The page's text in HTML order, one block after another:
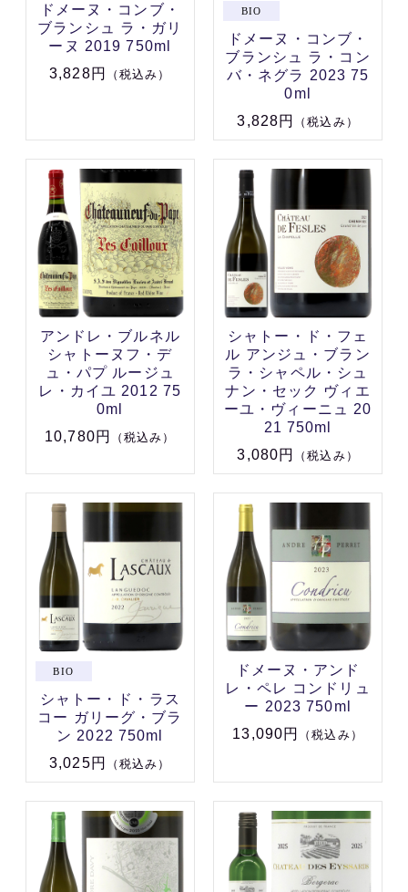
ドメーヌ・コンブ・
ブランシュ ラ・ガリ
ーヌ 2019 750ml
3,828円
（税込み）
ドメーヌ・コンブ・
ブランシュ ラ・コン
バ・ネグラ 2023 75
0ml
3,828円
（税込み）
アンドレ・ブルネル
シャトーヌフ・デ
ュ・パプ ルージュ
レ・カイユ 2012 75
0ml
10,780円
（税込み）
シャトー・ド・フェ
ル アンジュ・ブラン
ラ・シャペル・シュ
ナン・セック ヴィエ
ーユ・ヴィーニュ 20
21 750ml
3,080円
（税込み）
シャトー・ド・ラス
コー ガリーグ・ブラ
ン 2022 750ml
3,025円
（税込み）
ドメーヌ・アンド
レ・ペレ コンドリュ
ー 2023 750ml
13,090円
（税込み）